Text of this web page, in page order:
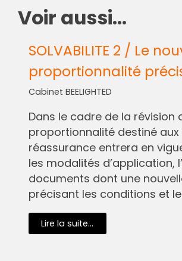
Voir aussi...
SOLVABILITE 2 / Le
proportionnalité
Cabinet BEELIGHTED
Dans le cadre de la révision
proportionnalité destiné
réassurance entrera en
les modalités d’application,
documents dont une
précisant les conditions et
Lire la suite...